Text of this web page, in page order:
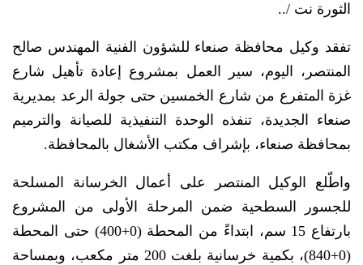
الثورة نت /..
تفقد وكيل محافظة صنعاء للشؤون الفنية المهندس صالح
المنتصر، اليوم، سير العمل بمشروع إعادة تأهيل شارع
غزة المتفرع من شارع الخمسين حتى جولة الرعد بمديرية
صنعاء الجديدة، تنفذه الوحدة التنفيذية للصيانة والترميم
بمحافظة صنعاء، بإشراف مكتب الأشغال بالمحافظة.
واطّلع الوكيل المنتصر على أعمال الخرسانة المسلحة
للجسور السطحية ضمن المرحلة الأولى من المشروع
بارتفاع 15 سم، ابتداءً من المحطة (0+400) حتى المحطة
(0+840)، بكمية خرسانية بلغت 200 متر مكعب، وبمساحة